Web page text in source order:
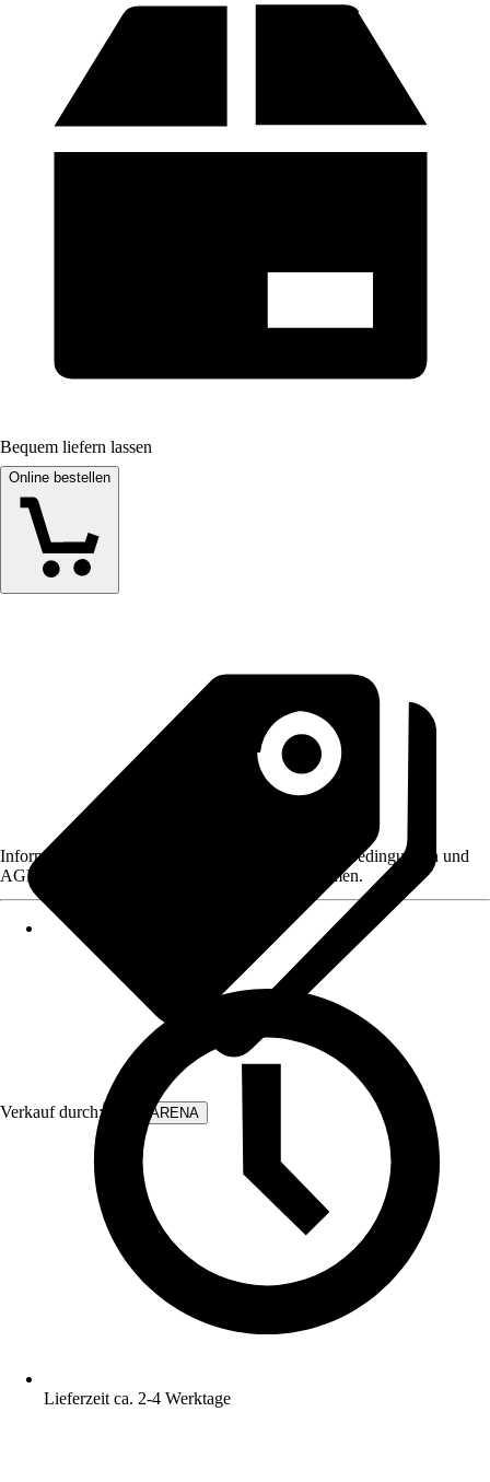
Bequem liefern lassen
Online bestellen
Verkauf durch: WALLARENA
Informationen des Verkäufers, wie z. B. Rückgabebedingungen und
AGB, finden Sie bei Klick auf den Verkäufernamen.
Lieferzeit ca. 2-4 Werktage